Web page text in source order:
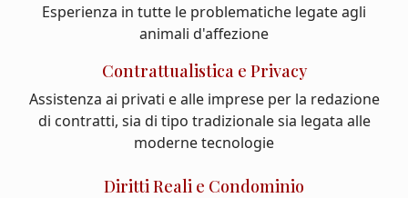
Esperienza in tutte le problematiche legate agli
animali d'affezione
Contrattualistica e Privacy
Assistenza ai privati e alle imprese per la redazione
di contratti, sia di tipo tradizionale sia legata alle
moderne tecnologie
Diritti Reali e Condominio